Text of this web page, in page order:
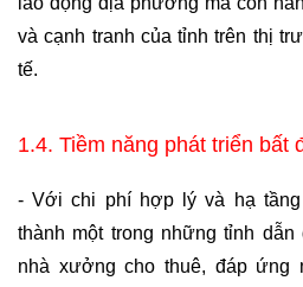
và cạnh tranh của tỉnh trên thị
tế.
1.4. Tiềm năng phát triển bất
- Với chi phí hợp lý và hạ
thành một trong những tỉnh
nhà xưởng cho thuê, đáp ứng